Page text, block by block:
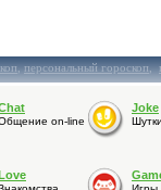
,персональный гороскоп,
on-line
Joke